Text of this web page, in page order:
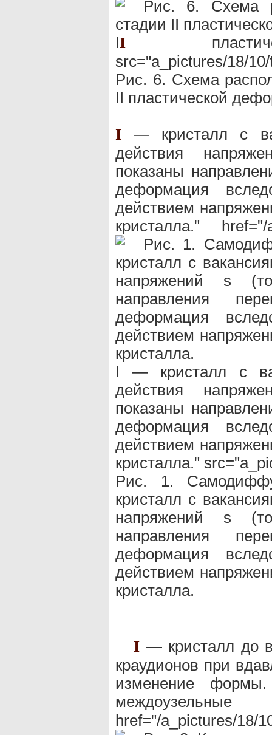
II
src="a_pictures/18/
Рис. 6. Схема
II пластической
I — кристалл с
действия
показаны
деформация
действием
кристалла." href="/
I — кристалл с
действия
показаны
деформация
действием
кристалла."
Рис. 1.
кристалл с
напряжений s
направления
деформация
действием
кристалла.
I — кристалл до
краудионов при
изменение
href="/a_pictures/18/